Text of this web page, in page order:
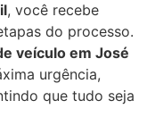
, você recebe
do processo.
veículo em José
urgência,
que tudo seja